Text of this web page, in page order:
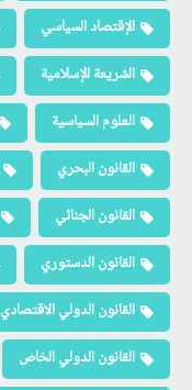
الإقتصاد السياسي
الشريعة الإسلامية
العلوم السياسية
القانون البحري
القانون الجنائي
القانون الدستوري
القانون الدولي الاقتصادي
القانون الدولي الخاص